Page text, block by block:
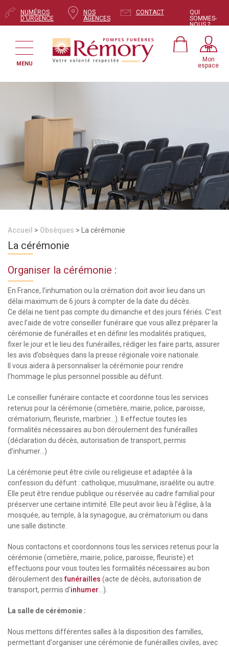
NUMÉROS
D'URGENCE
NOS
AGENCES
CONTACT
QUI
SOMMES-
NOUS ?
MENU
Mon
espace
Accueil > Obsèques > La cérémonie
La cérémonie
Organiser la cérémonie :
En France, l’inhumation ou la crémation doit avoir lieu dans un
délai maximum de 6 jours à compter de la date du décès.
Ce délai ne tient pas compte du dimanche et des jours fériés. C’est
avec l’aide de votre conseiller funéraire que vous allez préparer la
cérémonie de funérailles et en définir les modalités pratiques,
fixer le jour et le lieu des funérailles, rédiger les faire parts, assurer
les avis d’obsèques dans la presse régionale voire nationale.
Il vous aidera à personnaliser la cérémonie pour rendre
l’hommage le plus personnel possible au défunt.
Le conseiller funéraire contacte et coordonne tous les services
retenus pour la cérémonie (cimetière, mairie, police, paroisse,
crématorium, fleuriste, marbrier…). Il effectue toutes les
formalités nécessaires au bon déroulement des funérailles
(déclaration du décès, autorisation de transport, permis
d’inhumer…)
La cérémonie peut être civile ou religieuse et adaptée à la
confession du défunt : catholique, musulmane, israélite ou autre.
Elle peut être rendue publique ou réservée au cadre familial pour
préserver une certaine intimité. Elle peut avoir lieu à l’église, à la
mosquée, au temple, à la synagogue, au crématorium ou dans
une salle distincte.
Nous contactons et coordonnons tous les services retenus pour la
cérémonie (cimetière, mairie, police, paroisse, fleuriste) et
effectuons pour vous toutes les formalités nécessaires au bon
déroulement desfunérailles (acte de décès, autorisation de
transport, permis d'inhumer ...).
La salle de cérémonie :
Nous mettons différentes salles à la disposition des familles,
permettant d'organiser une cérémonie de funérailles civiles, avec